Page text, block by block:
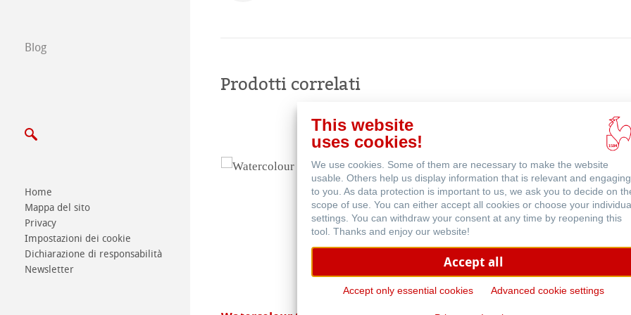
Blog
Home
Mappa del sito
Privacy
Impostazioni dei cookie
Dichiarazione di responsabilità
Newsletter
Prodotti correlati
This website
uses cookies!
We use cookies. Some of them are necessary to make the website
usable. Others help us display information that is relevant and engaging
to you. As data protection is important to us, we ask you to decide on
scope of use. You can either accept all cookies or choose your
settings. You can withdraw your consent at any time by reopening this
tool. Thanks and enjoy our website!
Accept all
Accept only essential cookies Advanced cookie settings